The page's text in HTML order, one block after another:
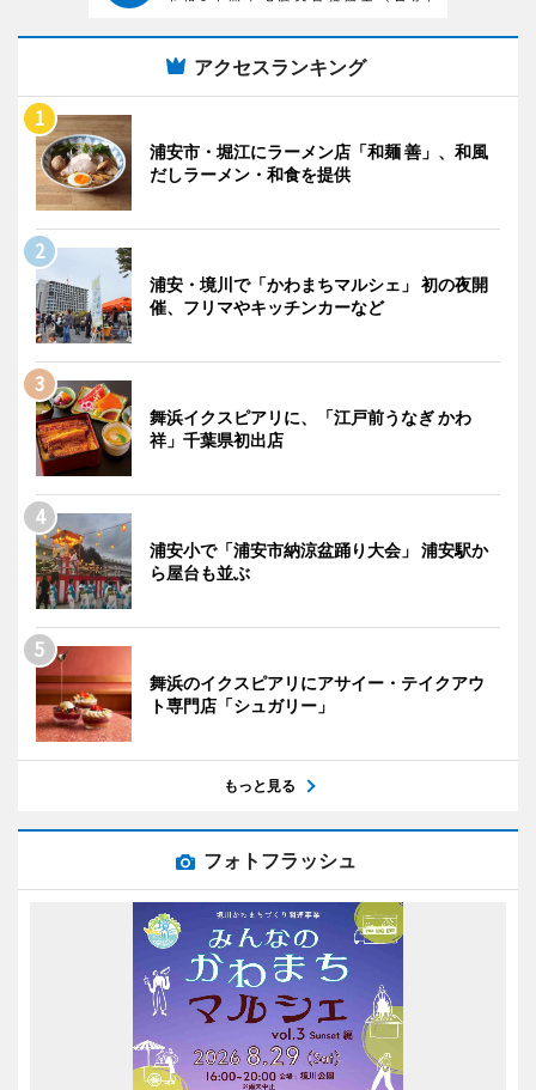
アクセスランキング
浦安市・堀江にラーメン店「和麺 善」、和風
だしラーメン・和食を提供
浦安・境川で「かわまちマルシェ」 初の夜開
催、フリマやキッチンカーなど
舞浜イクスピアリに、「江戸前うなぎ かわ
祥」千葉県初出店
浦安小で「浦安市納涼盆踊り大会」 浦安駅か
ら屋台も並ぶ
舞浜のイクスピアリにアサイー・テイクアウ
ト専門店「シュガリー」
もっと見る
フォトフラッシュ